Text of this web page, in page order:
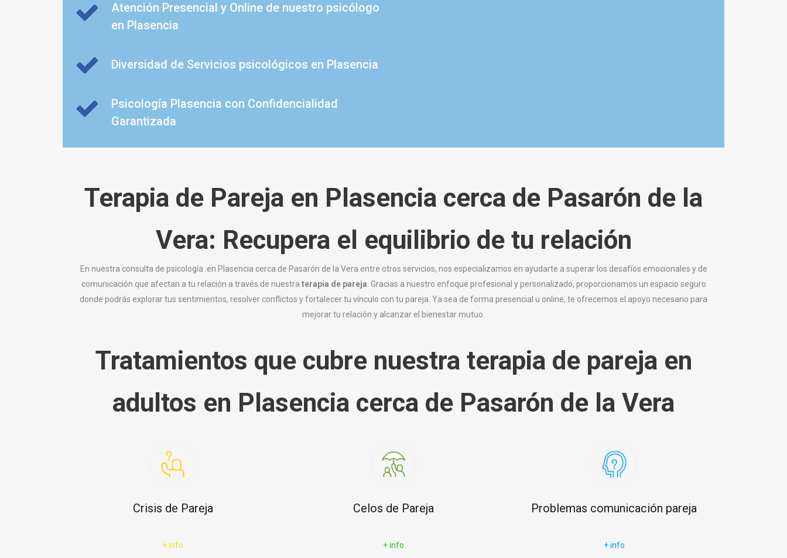
Atención Presencial y Online de nuestro psicólogo
en Plasencia
Diversidad de Servicios psicológicos en Plasencia
Psicología Plasencia con Confidencialidad
Garantizada
Terapia de Pareja en Plasencia cerca de Pasarón de la
Vera: Recupera el equilibrio de tu relación
En nuestra consulta de psicología en Plasencia cerca de Pasarón de la Vera entre otros servicios, nos especializamos en ayudarte a superar los desafíos emocionales y de
comunicación que afectan a tu relación a través de nuestra terapia de pareja . Gracias a nuestro enfoque profesional y personalizado, proporcionamos un espacio seguro
donde podrás explorar tus sentimientos, resolver conflictos y fortalecer tu vínculo con tu pareja. Ya sea de forma presencial u online, te ofrecemos el apoyo necesario para
mejorar tu relación y alcanzar el bienestar mutuo.
Tratamientos que cubre nuestra terapia de pareja en
adultos en Plasencia cerca de Pasarón de la Vera
Crisis de Pareja
+ info
Celos de Pareja
+ info
Problemas comunicación pareja
+ info